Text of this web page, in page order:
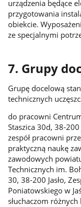
urządzenia będące
przygotowania
obiekcie.
ze specjalnymi
7. Grupy
Grupę docelową
technicznych
do pracowni
Staszica 30d, 38-200
zespół pracowni
praktyczną naukę
zawodowych
Technicznych im.
30, 38-200 Jasło,
Poniatowskiego w
słuchaczom